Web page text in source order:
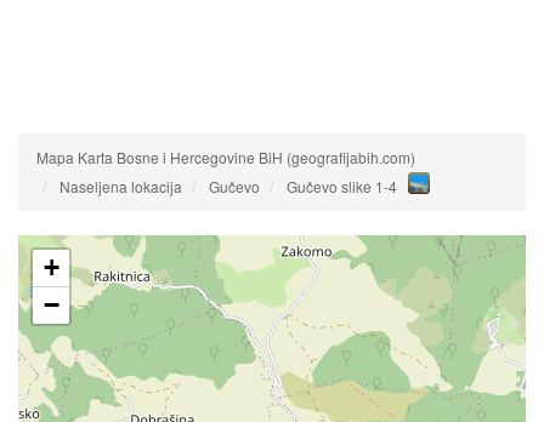
Mapa Karta Bosne i Hercegovine BiH (geografijabih.com)
Naseljena lokacija
Gučevo Gučevo slike 1-4
+
−